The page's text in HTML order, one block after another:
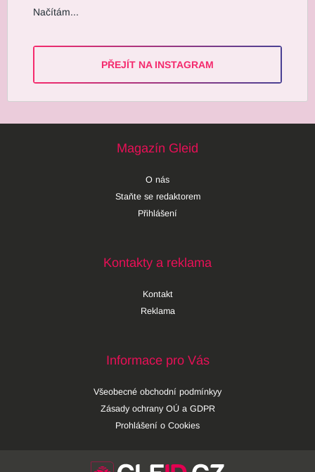
Načítám...
PŘEJÍT NA INSTAGRAM
Magazín Gleid
O nás
Staňte se redaktorem
Přihlášení
Kontakty a reklama
Kontakt
Reklama
Informace pro Vás
Všeobecné obchodní podmínkyy
Zásady ochrany OÚ a GDPR
Prohlášení o Cookies